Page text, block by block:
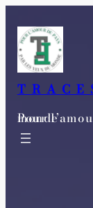
contenu
Pour l’amour du pays, par les yeux du monde